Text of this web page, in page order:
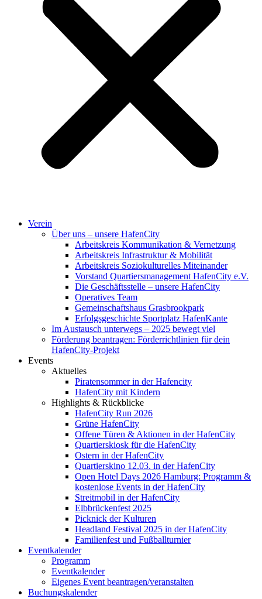
Verein
Über uns – unsere HafenCity
Arbeitskreis Kommunikation & Vernetzung
Arbeitskreis Infrastruktur & Mobilität
Arbeitskreis Soziokulturelles Miteinander
Vorstand Quartiersmanagement HafenCity e.V.
Die Geschäftsstelle – unsere HafenCity
Operatives Team
Gemeinschaftshaus Grasbrookpark
Erfolgsgeschichte Sportplatz HafenKante
Im Austausch unterwegs – 2025 bewegt viel
Förderung beantragen: Förderrichtlinien für dein
HafenCity-Projekt
Events
Aktuelles
Piratensommer in der Hafencity
HafenCity mit Kindern
Highlights & Rückblicke
HafenCity Run 2026
Grüne HafenCity
Offene Türen & Aktionen in der HafenCity
Quartierskiosk für die HafenCity
Ostern in der HafenCity
Quartierskino 12.03. in der HafenCity
Open Hotel Days 2026 Hamburg: Programm &
kostenlose Events in der HafenCity
Streitmobil in der HafenCity
Elbbrückenfest 2025
Picknick der Kulturen
Headland Festival 2025 in der HafenCity
Familienfest und Fußballturnier
Eventkalender
Programm
Eventkalender
Eigenes Event beantragen/veranstalten
Buchungskalender